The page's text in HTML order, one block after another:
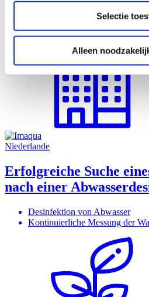
informatie die u aan ze heeft
verzameld op basis van uw
Selectie
Alleen
Das in der Anlage verwendete
gesund halten
Niederlande
Erfolgreiche Suche
nach einer
Desinfektion von Abwasser
Kontinuierliche Messung der